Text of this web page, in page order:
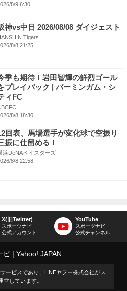
8/9 6:30
神vs中日 2026/08/08 ダイジェスト
Tigers.
8/8 21:25
季も期待！岩田智輝の鮮烈ゴール
プレイバック | バーミンガム・シ
ィFC
8/8 18:30
回表、馬場選手が変化球で空振り
振に仕留める！
浜DeNAベイスターズ
8/8 22:58
X(旧Twitter)
スポーツナビ
公式アカウント
YouTube
スポーツナビ
公式チャンネル
ビ Yahoo! JAPAN
ービスであり、LINEヤフー株式会社がス
営しています。